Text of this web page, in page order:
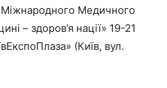
Міжнародного Медичного
– здоров’я нації» 19-21
(Київ, вул.